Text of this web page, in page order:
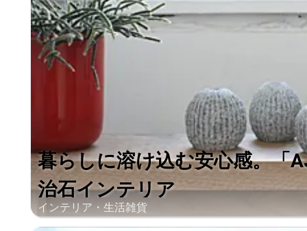
暮らしに溶け込む安心感。「
治石インテリア
インテリア・生活雑貨